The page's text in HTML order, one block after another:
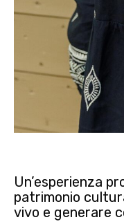
Un’esperienza
patrimonio
vivo e generare